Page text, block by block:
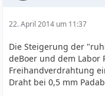
22. April 2014 um 11:37
Die Steigerung der
deBoer und dem Labor
Freihandverdrahtung
Draht bei 0,5 mm